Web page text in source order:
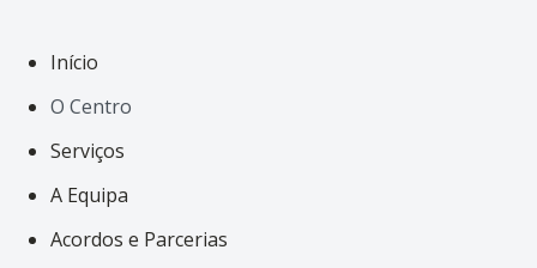
Início
O Centro
Serviços
A Equipa
Acordos e Parcerias